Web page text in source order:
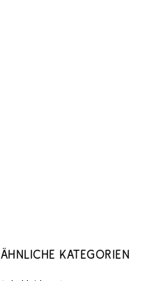
Ähnliche Kategorien